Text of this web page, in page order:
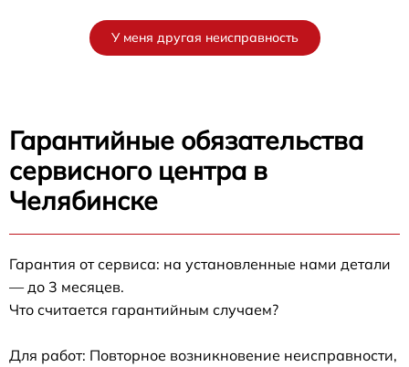
У меня другая неисправность
Гарантийные обязательства
сервисного центра в
Челябинске
Гарантия от сервиса: на установленные нами детали
— до 3 месяцев.
Что считается гарантийным случаем?
Для работ: Повторное возникновение неисправности,